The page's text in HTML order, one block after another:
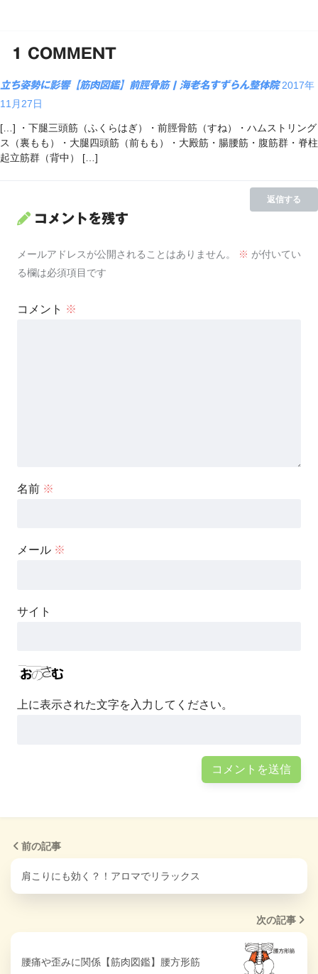
1 COMMENT
立ち姿勢に影響【筋肉図鑑】前脛骨筋 | 海老名すずらん整体院 2017年
11月27日
[…] ・下腿三頭筋（ふくらはぎ）・前脛骨筋（すね）・ハムストリング
ス（裏もも）・大腿四頭筋（前もも）・大殿筋・腸腰筋・腹筋群・脊柱
起立筋群（背中） […]
返信する
コメントを残す
メールアドレスが公開されることはありません。 ※ が付いてい
る欄は必須項目です
コメント ※
名前 ※
メール ※
サイト
上に表示された文字を入力してください。
前の記事
肩こりにも効く？！アロマでリラックス
次の記事
腰痛や歪みに関係【筋肉図鑑】腰方形筋